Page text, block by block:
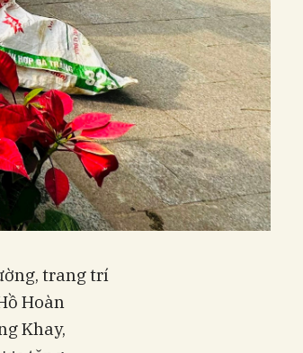
trang trí
Hoàn
Khay,